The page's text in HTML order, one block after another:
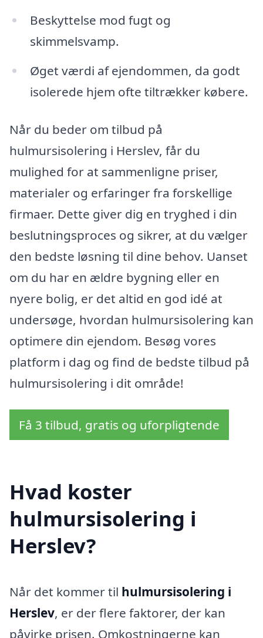
Beskyttelse mod fugt og
skimmelsvamp.
Øget værdi af ejendommen, da godt
isolerede hjem ofte tiltrækker købere.
Når du beder om tilbud på
hulmursisolering i Herslev, får du
mulighed for at sammenligne priser,
materialer og erfaringer fra forskellige
firmaer. Dette giver dig en tryghed i din
beslutningsproces og sikrer, at du vælger
den bedste løsning til dine behov. Uanset
om du har en ældre bygning eller en
nyere bolig, er det altid en god idé at
undersøge, hvordan hulmursisolering kan
optimere din ejendom. Besøg vores
platform i dag og find de bedste tilbud på
hulmursisolering i dit område!
Få 3 tilbud, gratis og uforpligtende
Hvad koster
hulmursisolering i
Herslev?
Når det kommer til hulmursisolering i
Herslev, er der flere faktorer, der kan
påvirke prisen. Omkostningerne kan